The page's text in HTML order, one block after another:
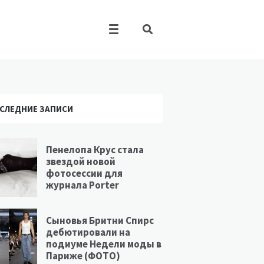
ЗАПИСИ
Пенелопа Крус стала
звездой новой
фотосессии для
журнала Porter
Сыновья Бритни Спирс
дебютировали на
подиуме Недели моды в
Париже (ФОТО)